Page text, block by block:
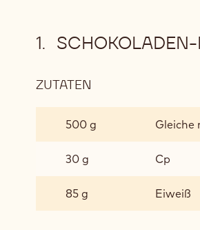
ZUTATEN
MACARONS
500 g Gleiche
30 g Cp
85 g Eiweiß